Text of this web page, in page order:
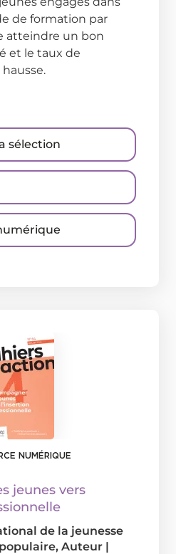
de formation par
atteindre un bon
et le taux de
sélection
NUMÉRIQUE
jeunes vers
de la jeunesse
, Auteur |